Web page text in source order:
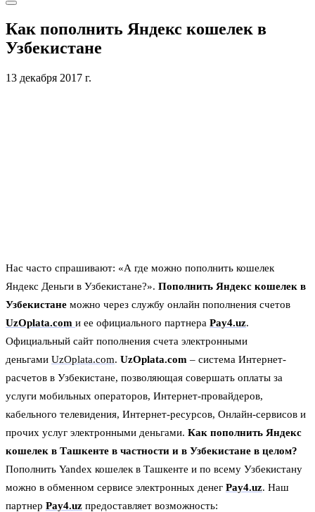
Как пополнить Яндекс кошелек в
Узбекистане
13 декабря 2017 г.
Нас часто спрашивают: «А где можно пополнить кошелек
Яндекс Деньги в Узбекистане?». Пополнить Яндекс кошелек в
Узбекистане можно через службу онлайн пополнения счетов
UzOplata.com и ее официального партнера Pay4.uz.
Официальный сайт пополнения счета электронными
деньгами UzOplata.com. UzOplata.com – система Интернет-
расчетов в Узбекистане, позволяющая совершать оплаты за
услуги мобильных операторов, Интернет-провайдеров,
кабельного телевидения, Интернет-ресурсов, Онлайн-сервисов и
прочих услуг электронными деньгами. Как пополнить Яндекс
кошелек в Ташкенте в частности и в Узбекистане в целом?
Пополнить Yandex кошелек в Ташкенте и по всему Узбекистану
можно в обменном сервисе электронных денег Pay4.uz. Наш
партнер Pay4.uz предоставляет возможность: